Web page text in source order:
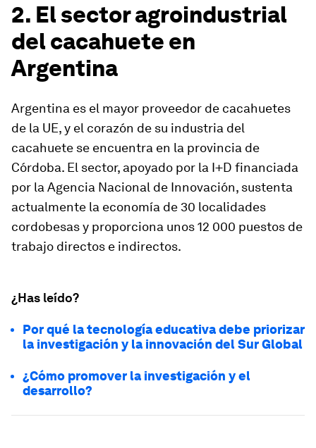
2. El sector agroindustrial
del cacahuete en
Argentina
Argentina es el mayor proveedor de cacahuetes
de la UE, y el corazón de su industria del
cacahuete se encuentra en la provincia de
Córdoba. El sector, apoyado por la I+D financiada
por la Agencia Nacional de Innovación, sustenta
actualmente la economía de 30 localidades
cordobesas y proporciona unos 12 000 puestos de
trabajo directos e indirectos.
¿Has leído?
Por qué la tecnología educativa debe priorizar
la investigación y la innovación del Sur Global
¿Cómo promover la investigación y el
desarrollo?